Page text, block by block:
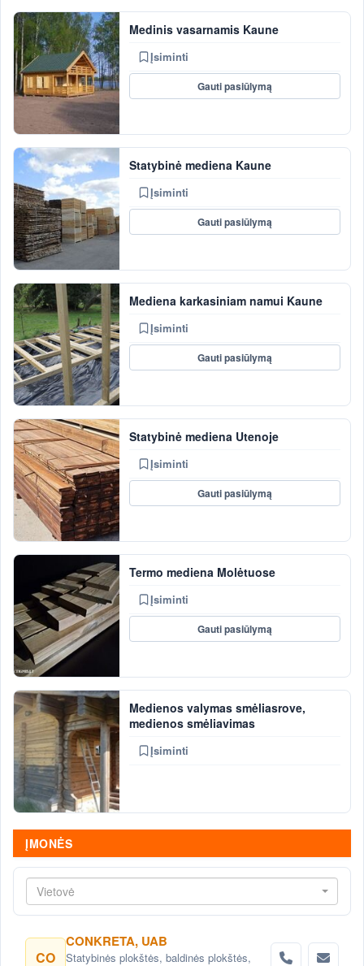
Medinis vasarnamis Kaune
Įsiminti
Gauti pasiūlymą
Statybinė mediena Kaune
Įsiminti
Gauti pasiūlymą
Mediena karkasiniam namui Kaune
Įsiminti
Gauti pasiūlymą
Statybinė mediena Utenoje
Įsiminti
Gauti pasiūlymą
Termo mediena Molėtuose
Įsiminti
Gauti pasiūlymą
Medienos valymas smėliasrove,
medienos smėliavimas
Įsiminti
ĮMONĖS
Vietovė
CO
CONKRETA, UAB
Statybinės plokštės, baldinės plokštės,